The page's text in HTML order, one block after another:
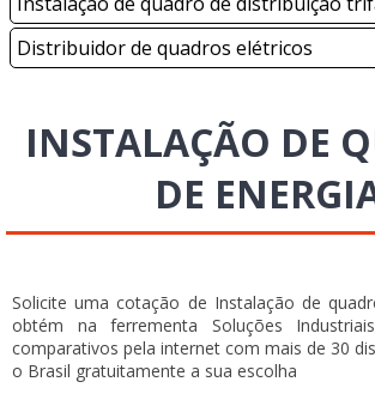
Distribuidor de quadros elétricos
INSTALAÇÃO DE
DE
Solicite uma cotação de Instalação de
obtém na ferrementa Soluções
comparativos pela internet com mais de 30
o Brasil gratuitamente a sua escolha